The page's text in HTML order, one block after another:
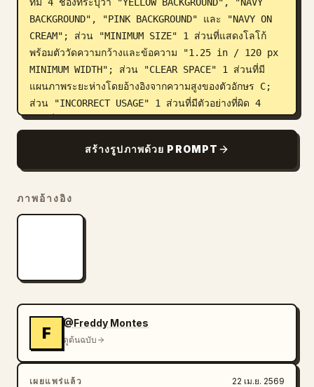
BACKGROUND", "PINK BACKGROUND" และ "NAVY ON
CREAM"; ส่วน "MINIMUM SIZE" 1 ส่วนที่แสดงโลโก้
พร้อมตัววัดความกว้างและข้อความ "1.25 in / 120 px
MINIMUM WIDTH"; ส่วน "CLEAR SPACE" 1 ส่วนที่มี
แผนภาพระยะห่างโดยอ้างอิงจากความสูงของตัวอักษร C;
ส่วน "INCORRECT USAGE" 1 ส่วนที่มีตัวอย่างที่ผิด 4
แบบที่ระบุว่า "Don't change the colors", "Don't
และ "Don't add effects or shadows"; ส่วน
"USAGE NOTES" 1 ส่วนที่มีหัวข้อ 4 จุด; และสโลแกนปิด
It's a vibe. It's a smile. It's yours.
องค์ประกอบให้คมชัด พร้อมสำหรับการพิมพ์ อ่านง่าย และมี
สร้างรูปภาพด้วย PROMPT
ภาพอ้างอิง
F
@Freddy Montes
ดูต้นฉบับ
เผยแพร่แล้ว 22 เม.ย. 2569